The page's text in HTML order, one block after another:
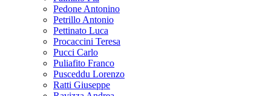
Pedone Antonino
Petrillo Antonio
Pettinato Luca
Procaccini Teresa
Pucci Carlo
Puliafito Franco
Pusceddu Lorenzo
Ratti Giuseppe